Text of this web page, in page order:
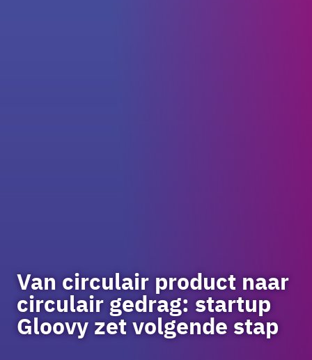
Van circulair product naar
circulair gedrag: startup
Gloovy zet volgende stap